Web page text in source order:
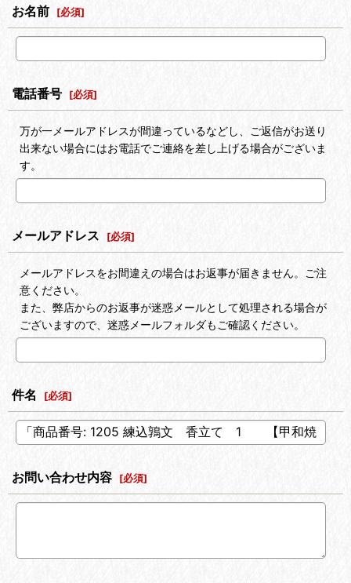
お名前 [必須]
電話番号 [必須]
万が一メールアドレスが間違っているなどし、ご返信がお送り
出来ない場合にはお電話でご連絡を差し上げる場合がございま
す。
メールアドレス [必須]
メールアドレスをお間違えの場合はお返事が届きません。ご注
意ください。
また、弊店からのお返事が迷惑メールとして処理される場合が
ございますので、迷惑メールフォルダもご確認ください。
件名 [必須]
お問い合わせ内容 [必須]